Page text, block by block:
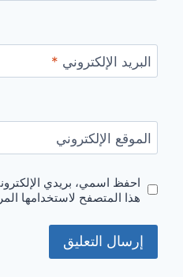
البريد الإلكتروني *
الموقع الإلكتروني
احفظ اسمي، بريدي
هذا المتصفح لاستخدامها